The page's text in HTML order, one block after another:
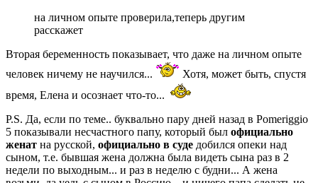
на личном опыте проверила,теперь другим
расскажет
Вторая беременность показывает, что даже на личном опыте
человек ничему не научился...
Хотя, может быть, спустя
время, Елена и осознает что-то...
P.S. Да, если по теме.. буквально пару дней назад в Pomeriggio
5 показывали несчастного папу, который был официально
женат на русской, официально в суде добился опеки над
сыном, т.е. бывшая жена должна была видеть сына раз в 2
недели по выходным... и раз в неделю с будни... А жена